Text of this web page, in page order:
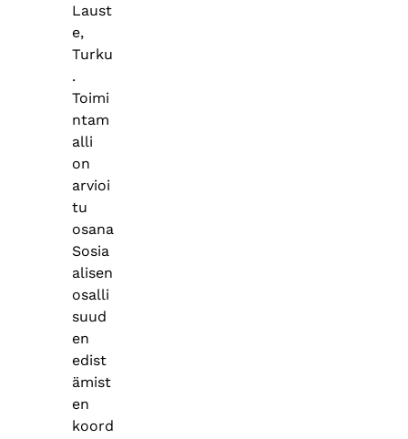
Laust
e,
Turku
.
Toimi
ntam
alli
on
arvioi
tu
osana
Sosia
alisen
osalli
suud
en
edist
ämist
en
koord